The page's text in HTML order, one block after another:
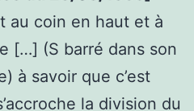
au coin en haut et à
[…] (S barré dans son
à savoir que c’est
la division du